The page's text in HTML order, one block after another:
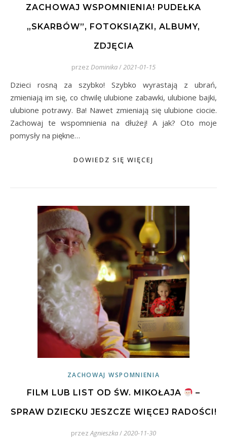
ZACHOWAJ WSPOMNIENIA! PUDEŁKA
„SKARBÓW”, FOTOKSIĄZKI, ALBUMY,
ZDJĘCIA
przez Dominika/2021-01-15
Dzieci rosną za szybko! Szybko wyrastają z ubrań,
zmieniają im się, co chwilę ulubione zabawki, ulubione bajki,
ulubione potrawy. Ba! Nawet zmieniają się ulubione ciocie.
Zachowaj te wspomnienia na dłużej! A jak? Oto moje
pomysły na piękne…
DOWIEDZ SIĘ WIĘCEJ
ZACHOWAJ WSPOMNIENIA
FILM LUB LIST OD ŚW. MIKOŁAJA
–
SPRAW DZIECKU JESZCZE WIĘCEJ RADOŚCI!
przez Agnieszka/2020-11-30